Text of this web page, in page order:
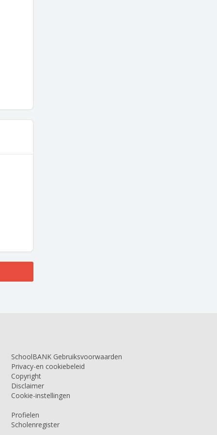
SchoolBANK Gebruiksvoorwaarden
Privacy-en cookiebeleid
Copyright
Disclaimer
Cookie-instellingen
Profielen
Scholenregister